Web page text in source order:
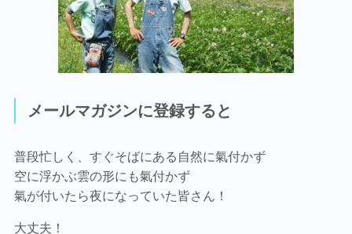
メールマガジンに登録すると
普段忙しく、すぐそばにある自然に氣付かず
空に浮かぶ雲の形にも氣付かず
氣が付いたら夜になっていた皆さん！
大丈夫！